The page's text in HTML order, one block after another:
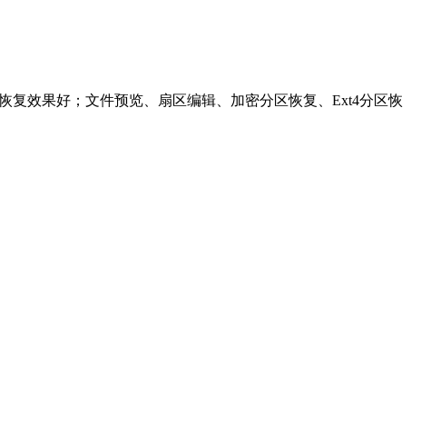
复效果好；文件预览、扇区编辑、加密分区恢复、Ext4分区恢